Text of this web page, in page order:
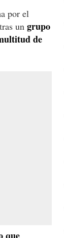
por el
un grupo
de